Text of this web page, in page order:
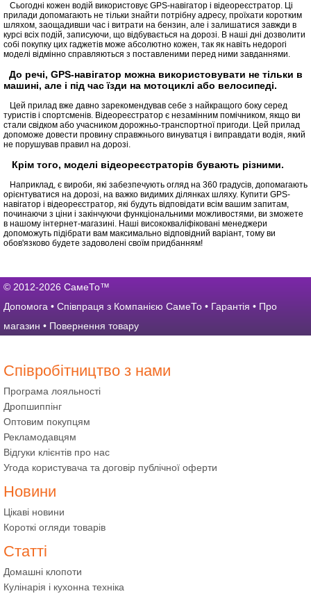
Сьогодні кожен водій використовує GPS-навігатор і відеореєстратор. Ці
прилади допомагають не тільки знайти потрібну адресу, проїхати коротким
шляхом, заощадивши час і витрати на бензин, але і залишатися завжди в
курсі всіх подій, записуючи, що відбувається на дорозі. В наші дні дозволити
собі покупку цих гаджетів може абсолютно кожен, так як навіть недорогі
моделі відмінно справляються з поставленими перед ними завданнями.
До речі, GPS-навігатор можна використовувати не тільки в
машині, але і під час їзди на мотоциклі або велосипеді.
Цей прилад вже давно зарекомендував себе з найкращого боку серед
туристів і спортсменів. Відеореєстратор є незамінним помічником, якщо ви
стали свідком або учасником дорожньо-транспортної пригоди. Цей прилад
допоможе довести провину справжнього винуватця і виправдати водія, який
не порушував правил на дорозі.
Крім того, моделі відеореєстраторів бувають різними.
Наприклад, є вироби, які забезпечують огляд на 360 градусів, допомагають
орієнтуватися на дорозі, на важко видимих ділянках шляху. Купити GPS-
навігатор і відеореєстратор, які будуть відповідати всім вашим запитам,
починаючи з ціни і закінчуючи функціональними можливостями, ви зможете
в нашому інтернет-магазині. Наші висококваліфіковані менеджери
допоможуть підібрати вам максимально відповідний варіант, тому ви
обов'язково будете задоволені своїм придбанням!
© 2012-2026 СамеТо™
Допомога • Співпраця з Компанією СамеТо • Гарантія • Про
магазин • Повернення товару
Співробітництво з нами
Програма лояльності
Дропшиппінг
Оптовим покупцям
Рекламодавцям
Відгуки клієнтів про нас
Угода користувача та договір публічної оферти
Новини
Цікаві новини
Короткі огляди товарів
Статті
Домашні клопоти
Кулінарія і кухонна техніка